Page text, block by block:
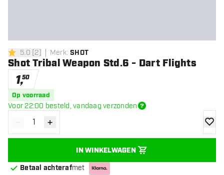
5 score sterren
5.0 [2] Merk: SHOT
Shot Tribal Weapon Std.6 - Dart Flights
1,50
Op voorraad
Voor 22:00 besteld, vandaag verzonden
Verminder hoeveelheid
- Verhoog hoeveelheid
+
IN WINKELWAGEN
Betaal achterafmet